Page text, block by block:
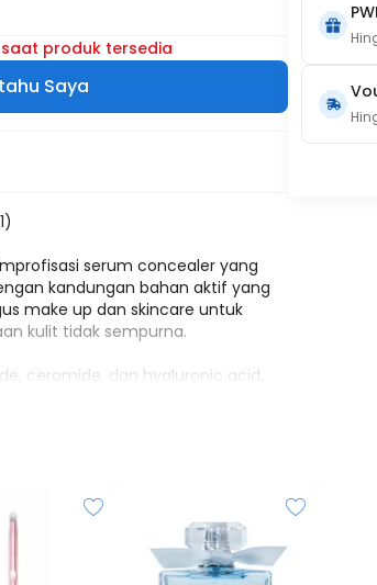
saat produk tersedia
Saya
serum concealer yang
kandungan bahan aktif yang
make up dan skincare untuk
kulit tidak sempurna.
ceramide, dan hyaluronic acid,
dan mengurangi tampilan
4 minggu), melindungi kulit dari
memberi kelembapan extra bagi